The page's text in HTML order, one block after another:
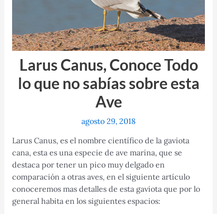
Larus Canus, Conoce Todo
lo que no sabías sobre esta
Ave
agosto 29, 2018
Larus Canus, es el nombre científico de la gaviota
cana, esta es una especie de ave marina, que se
destaca por tener un pico muy delgado en
comparación a otras aves, en el siguiente artículo
conoceremos mas detalles de esta gaviota que por lo
general habita en los siguientes espacios: